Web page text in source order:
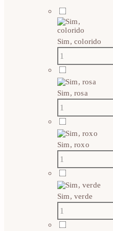
Sim, colorido
Sim, rosa
Sim, roxo
Sim, verde